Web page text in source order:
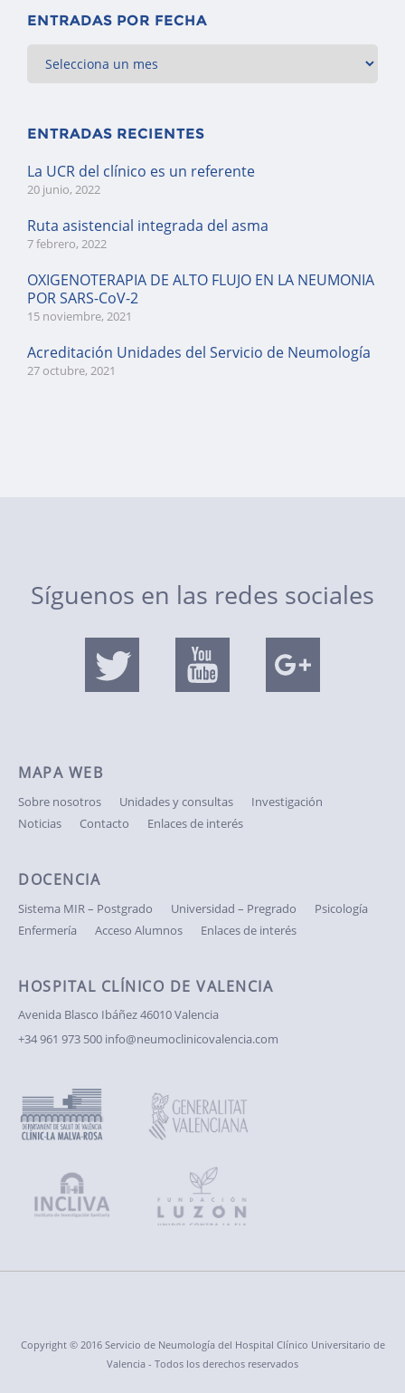
ENTRADAS POR FECHA
ENTRADAS RECIENTES
La UCR del clínico es un referente
20 junio, 2022
Ruta asistencial integrada del asma
7 febrero, 2022
OXIGENOTERAPIA DE ALTO FLUJO EN LA NEUMONIA
POR SARS-CoV-2
15 noviembre, 2021
Acreditación Unidades del Servicio de Neumología
27 octubre, 2021
Síguenos en las redes sociales
HOSPITAL CLÍNICO DE VALENCIA
Avenida Blasco Ibáñez46010 Valencia
+34 961 973 500 info@neumoclinicovalencia.com
MAPA WEB
Sobre nosotros Unidades y consultas
Investigación
Noticias
Contacto Enlaces de interés
DOCENCIA
Sistema MIR – Postgrado Universidad – Pregrado
Psicología
Enfermería
Acceso Alumnos Enlaces de interés
Copyright © 2016 Servicio de Neumología del Hospital Clínico Universitario de
Valencia - Todos los derechos reservados